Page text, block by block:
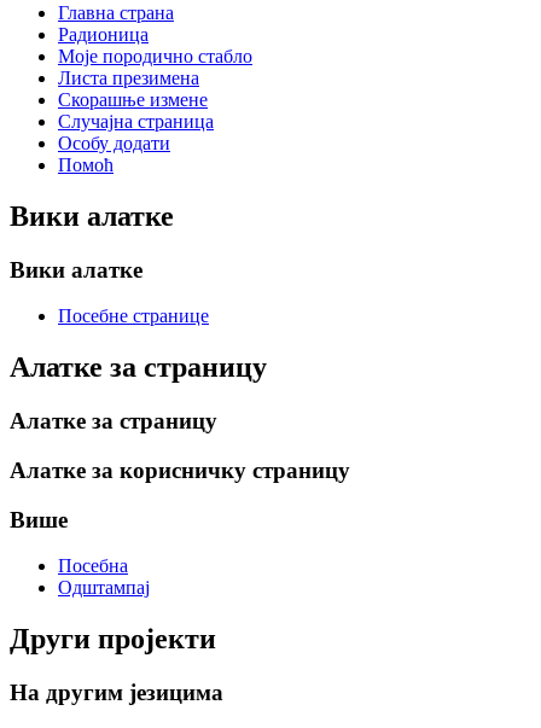
Главна страна
Радионица
Моје породично стабло
Листа презимена
Скорашње измене
Случајна страница
Особу додати
Помоћ
Вики алатке
Вики алатке
Посебне странице
Алатке за страницу
Алатке за страницу
Алатке за корисничку страницу
Више
Посебна
Одштампај
Други пројекти
На другим језицима